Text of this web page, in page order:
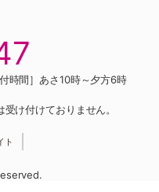
時間］あさ10時～夕方6時
け付けておりません。
ト